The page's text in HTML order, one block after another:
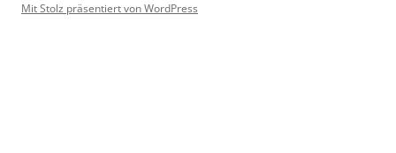
Mit Stolz präsentiert von WordPress